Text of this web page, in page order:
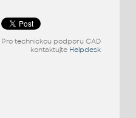
Pro technickou podporu CAD
kontaktujte Helpdesk